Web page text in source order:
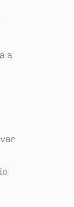
a